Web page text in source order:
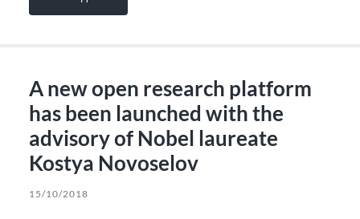
A new open research platform
has been launched with the
advisory of Nobel laureate
Kostya Novoselov
15/10/2018